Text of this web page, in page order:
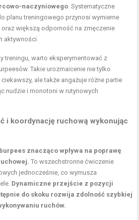
naczyniowego. Systematyczne
planu treningowego przynosi wymierne
większą odporność na zmęczenie
aktywności.
treningu, warto eksperymentować z
Takie urozmaicenie nie tylko
ale także angażuje różne partie
nudzie i monotoni w rutynowych
i koordynację ruchową wykonując
znacząco wpływa na poprawę
To wszechstronne ćwiczenie
jednocześnie, co wymusza
Dynamiczne przejście z pozycji
do skoku rozwija zdolność szybkiej
ruchów.